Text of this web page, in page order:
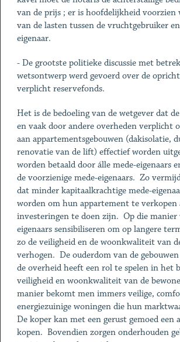
van de prijs ; er is hoofdelijkheid voorzien
van de lasten tussen de vruchtgebruiker
eigenaar.
- De grootste politieke discussie met
wetsontwerp werd gevoerd over de
verplicht reservefonds.
Het is de bedoeling van de wetgever dat
en vaak door andere overheden verplicht
aan appartementsgebouwen (dakisolatie,
renovatie van de lift) effectief worden
worden betaald door álle mede-eigenaars
de voorzienige mede-eigenaars. Zo
dat minder kapitaalkrachtige mede-
worden om hun appartement te verkopen
investeringen te doen zijn. Op die manier
eigenaars sensibiliseren om op langere
zo de veiligheid en de woonkwaliteit van
verhogen. De ouderdom van de
de overheid heeft een rol te spelen in het
veiligheid en woonkwaliteit van de
manier bekomt men immers veilige,
energiezuinige woningen die hun
De koper kan met een gerust gemoed een
kopen. Bovendien zorgen onderhouden